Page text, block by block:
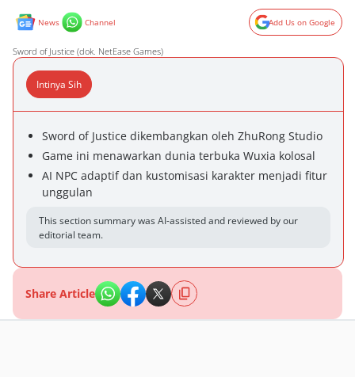
News Channel Add Us on Google
Sword of Justice (dok. NetEase Games)
Intinya Sih
Sword of Justice dikembangkan oleh ZhuRong Studio
Game ini menawarkan dunia terbuka Wuxia kolosal
AI NPC adaptif dan kustomisasi karakter menjadi fitur
unggulan
This section summary was AI-assisted and reviewed by our
editorial team.
Share Article